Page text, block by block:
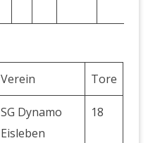
Verein Tore
SG Dynamo
Eisleben
18